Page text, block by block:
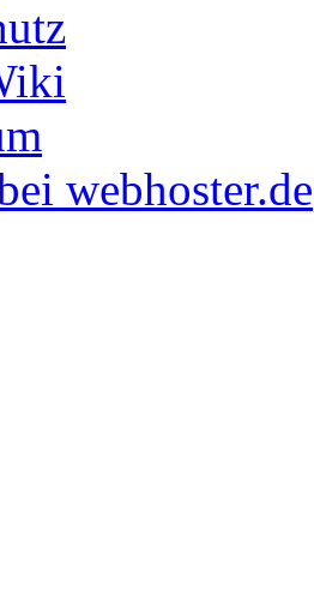
webhoster.de